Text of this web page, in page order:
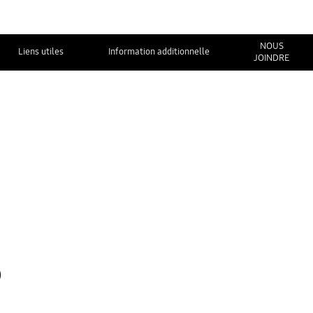
Liens utiles Information additionnelle
NOUS
JOINDRE